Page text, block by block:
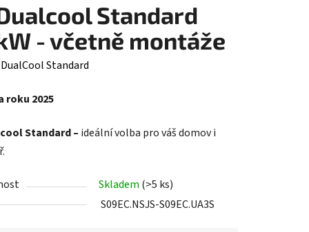
Standard
- včetně montáže
DualCool Standard
roku 2025
Standard – ideální volba pro váš domov i
Skladem (>5 ks)
S09EC.NSJS-S09EC.UA3S